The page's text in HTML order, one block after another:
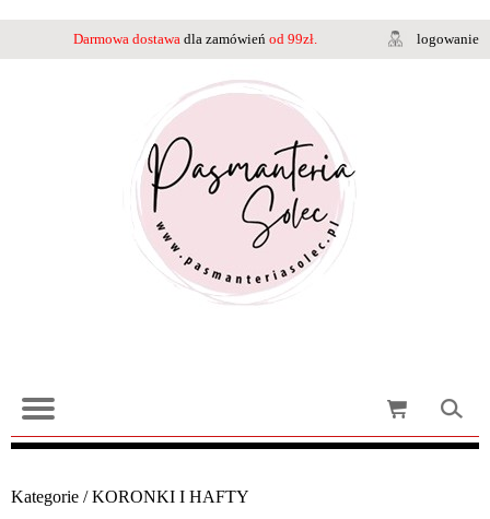
Darmowa dostawa dla zamówień od 99zł. logowanie
Kategorie /KORONKI I HAFTY